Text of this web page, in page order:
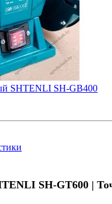
SHTENLI SH-GB400
SH-GT600 |